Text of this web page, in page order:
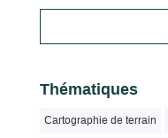
Thématiques
Cartographie de terrain